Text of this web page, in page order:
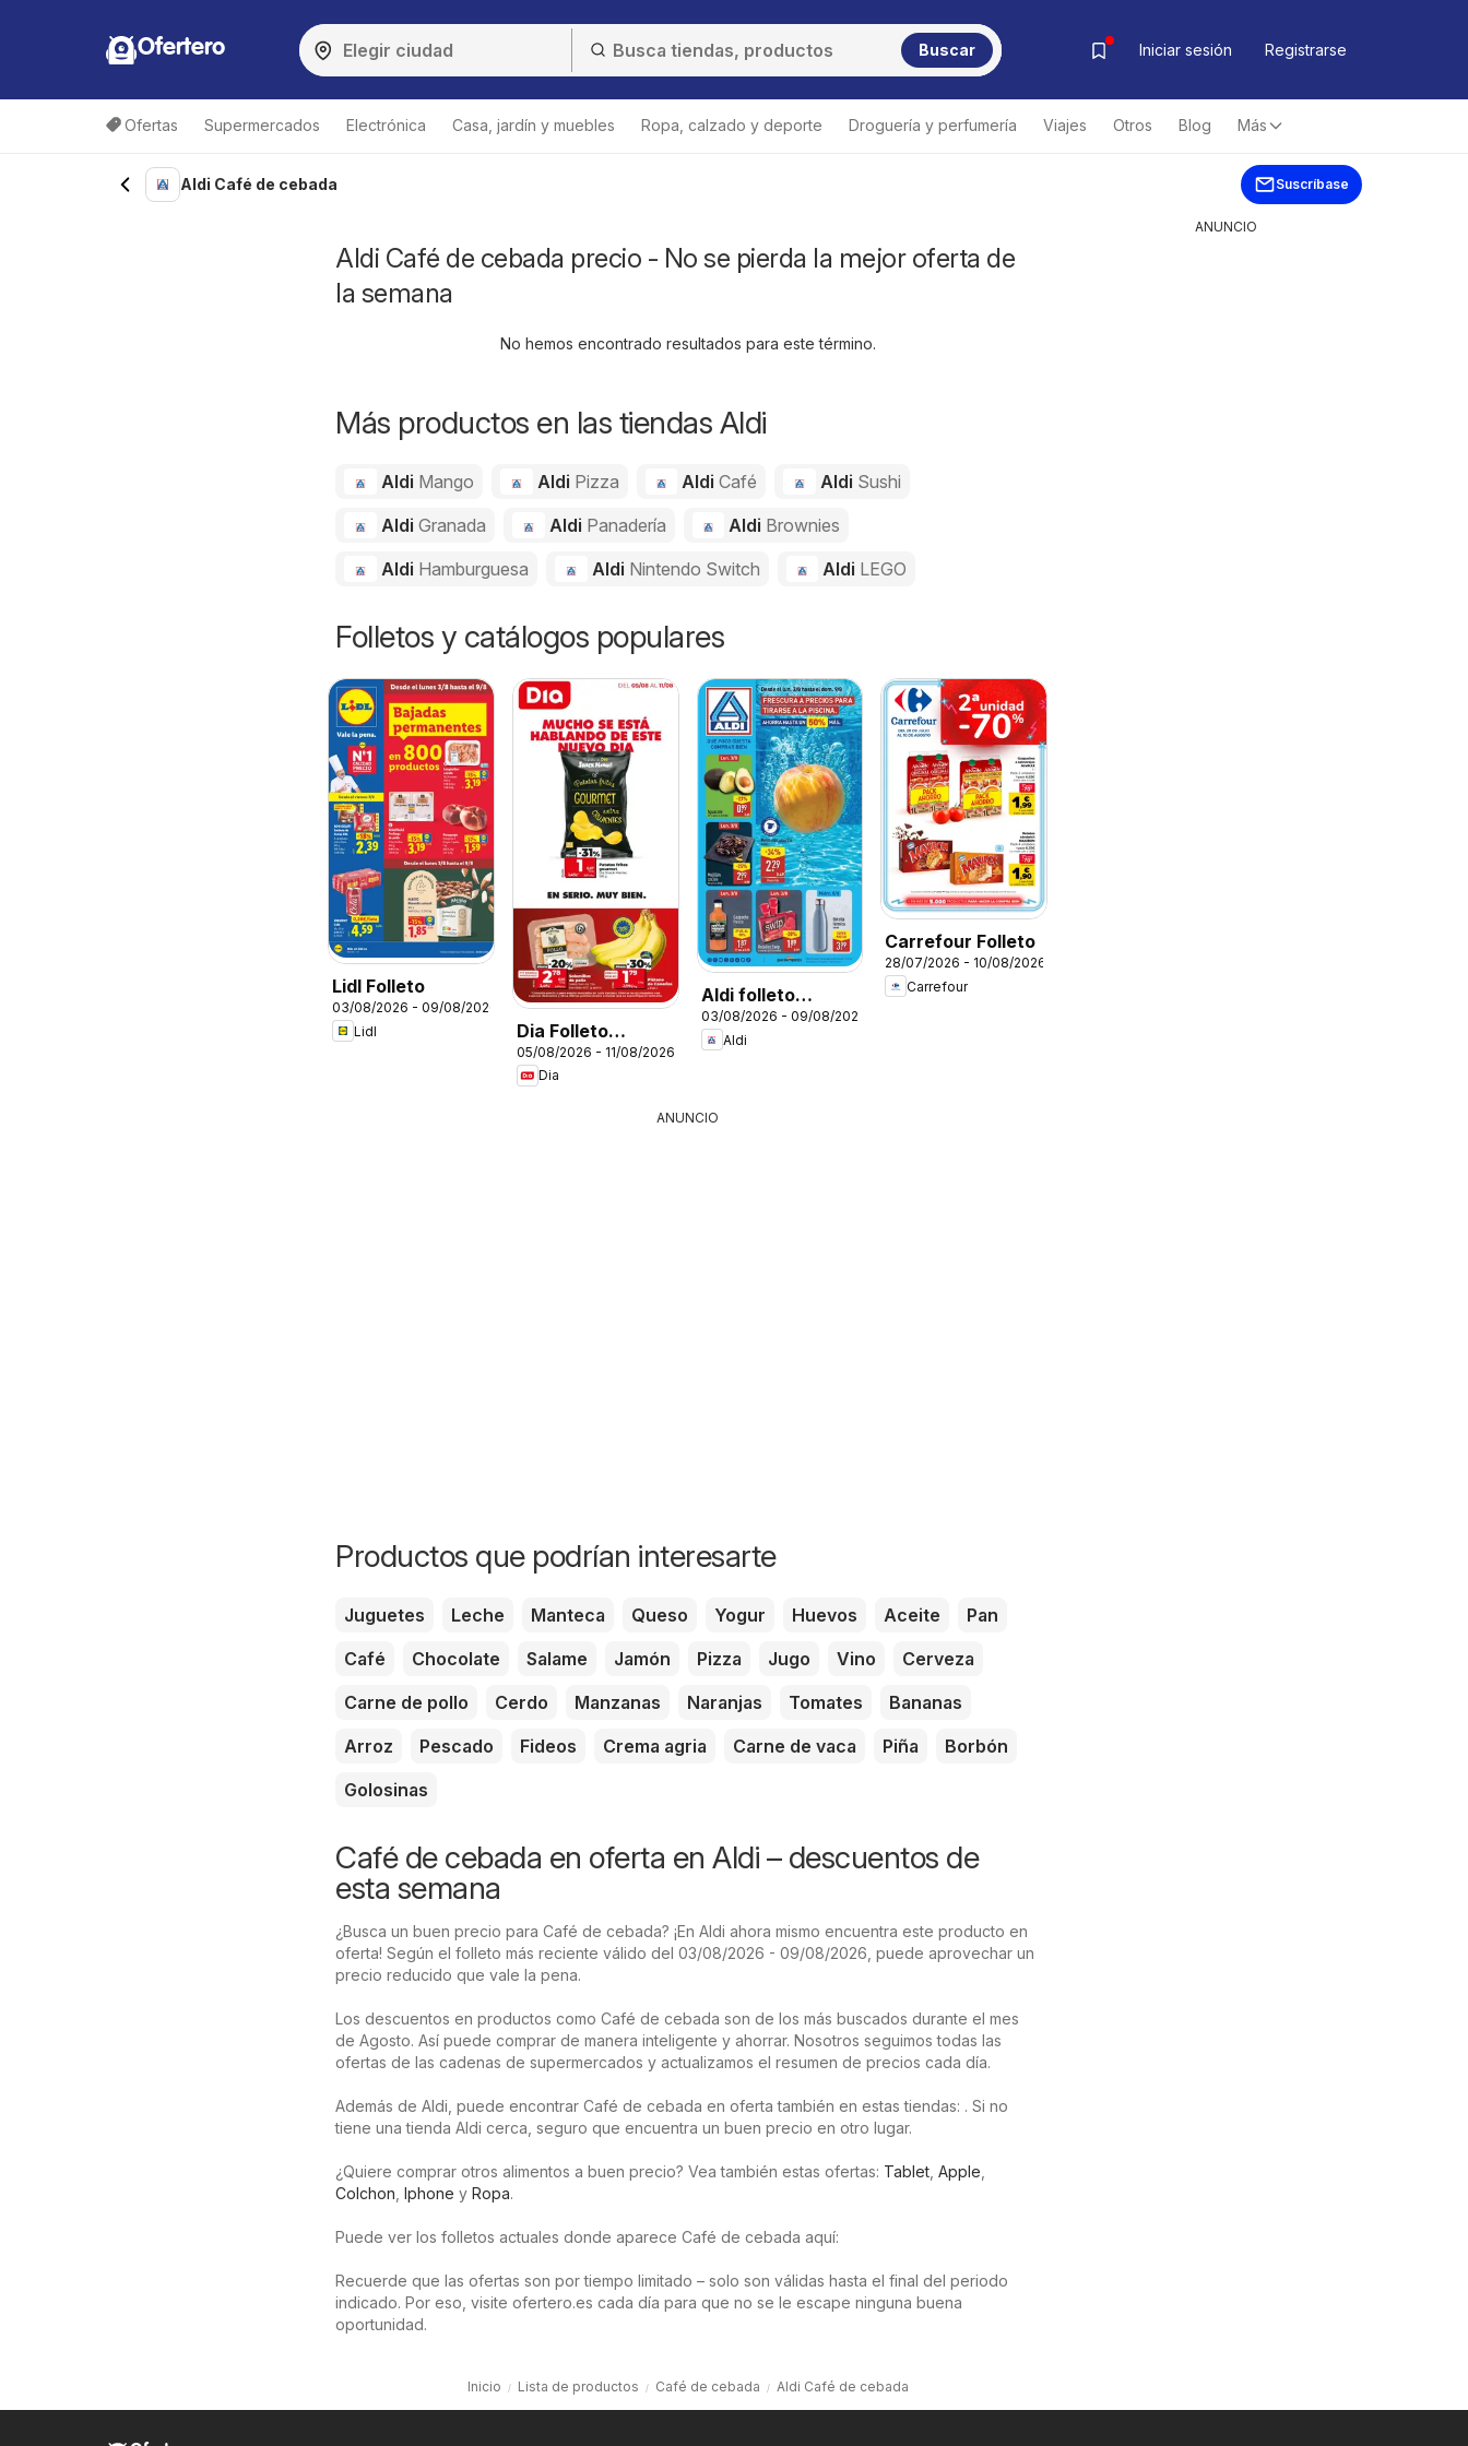
Ofertero Buscar Iniciar sesión Registrarse
Ofertas Supermercados Electrónica Casa, jardín y muebles Ropa, calzado y deporte Droguería y perfumería Viajes Otros Blog Más
Aldi Café de cebada Suscríbase
Aldi Café de cebada precio - No se pierda la mejor oferta de
la semana
No hemos encontrado resultados para este término.
Más productos en las tiendas Aldi
Aldi Mango Aldi Pizza AldiCafé Aldi Sushi
Aldi Granada Aldi Panadería Aldi Brownies
Aldi Hamburguesa Aldi Nintendo Switch Aldi LEGO
Folletos y catálogos populares
Lidl Folleto
03/08/2026 - 09/08/2026
Lidl
Dia Folleto
Market
05/08/2026 - 11/08/2026
Dia
Aldi folleto
Península
03/08/2026 - 09/08/2026
Aldi
Carrefour Folleto
28/07/2026 - 10/08/2026
Carrefour
ANUNCIO
Productos que podrían interesarte
Juguetes Leche Manteca Queso Yogur Huevos Aceite
Pan
Café
Chocolate Salame Jamón Pizza Jugo Vino
Cerveza
Carne de pollo
Cerdo Manzanas Naranjas Tomates
Bananas
Arroz
Pescado Fideos Crema agria Carne de vaca Piña
Borbón
Golosinas
Café de cebada en oferta en Aldi – descuentos de
esta semana
¿Busca un buen precio para Café de cebada? ¡En Aldi ahora mismo encuentra este producto en
oferta! Según el folleto más reciente válido del 03/08/2026 - 09/08/2026, puede aprovechar un
precio reducido que vale la pena.
Los descuentos en productos como Café de cebada son de los más buscados durante el mes
de Agosto. Así puede comprar de manera inteligente y ahorrar. Nosotros seguimos todas las
ofertas de las cadenas de supermercados y actualizamos el resumen de precios cada día.
Además de Aldi, puede encontrar Café de cebada en oferta también en estas tiendas: . Si no
tiene una tienda Aldi cerca, seguro que encuentra un buen precio en otro lugar.
¿Quiere comprar otros alimentos a buen precio? Vea también estas ofertas: Tablet Apple
Colchon Iphone y Ropa.
Puede ver los folletos actuales donde aparece Café de cebada aquí:
Recuerde que las ofertas son por tiempo limitado – solo son válidas hasta el final del periodo
indicado. Por eso, visite ofertero.es cada día para que no se le escape ninguna buena
oportunidad.
Inicio Lista de productos Café de cebada Aldi Café de cebada
ANUNCIO